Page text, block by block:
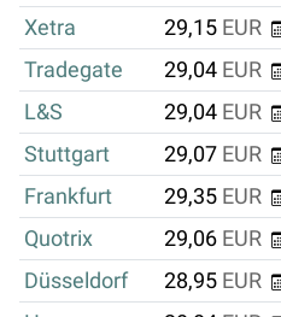
Xetra
29,15 EUR
Tradegate
29,04 EUR
L&S
29,04 EUR
Stuttgart
29,07 EUR
Frankfurt
29,35 EUR
Quotrix
29,06 EUR
Düsseldorf
28,95 EUR